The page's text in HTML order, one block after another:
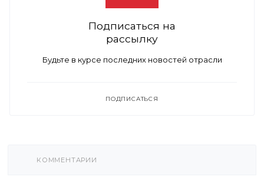
Подписаться на
рассылку
Будьте в курсе последних новостей отрасли
ПОДПИСАТЬСЯ
КОММЕНТАРИИ